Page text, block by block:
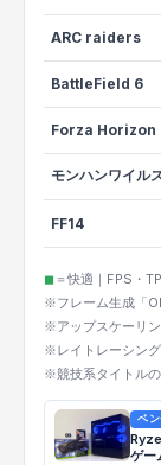
ARC raiders
BattleField 6
Forza Horizon
モンハンワイル
FF14
◼︎＝快適｜FPS・
※フレーム生成「
※アップスケーリ
※レイトレーシング
※競技系タイトル
ベ
ゲー